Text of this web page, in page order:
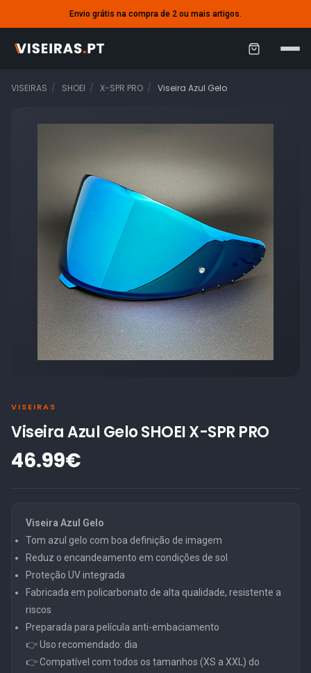
Envio grátis na compra de 2 ou mais artigos.
C
r
VISEIRAS SHOEI X-SPR PRO Viseira Azul Gelo
VISEIRAS
Viseira Azul Gelo SHOEI X-SPR PRO
46.99€
Viseira Azul Gelo
Tom azul gelo com boa definição de imagem
Reduz o encandeamento em condições de sol
Proteção UV integrada
Fabricada em policarbonato de alta qualidade, resistente a
riscos
Preparada para película anti-embaciamento
👉 Uso recomendado: dia
👉 Compatível com todos os tamanhos (XS a XXL) do